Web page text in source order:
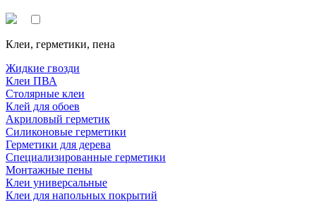
Клеи, герметики, пена
Жидкие гвозди
Клеи ПВА
Столярные клеи
Клей для обоев
Акриловый герметик
Силиконовые герметики
Герметики для дерева
Специализированные герметики
Монтажные пены
Клеи универсальные
Клеи для напольных покрытий